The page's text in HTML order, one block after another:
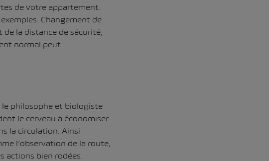
de votre appartement.
Changement de
la distance de sécurité,
normal peut
le philosophe et biologiste
le cerveau à économiser
la circulation. Ainsi
l’observation de la route,
actions bien rodées.